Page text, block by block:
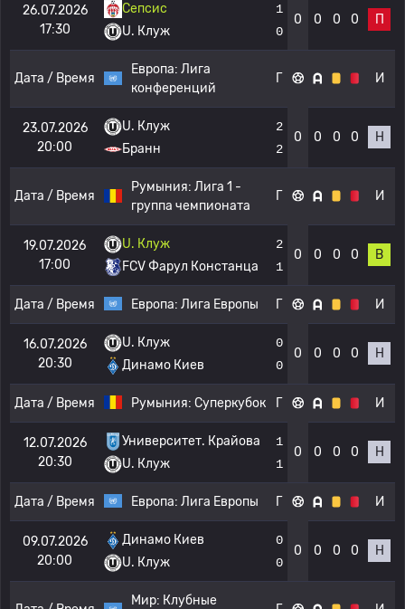
26.07.2026
17:30
Сепсис
U. Клуж
1
0
0 0 0 0 П
Дата / Время
Европа: Лига
конференций
Г И
23.07.2026
20:00
U. Клуж
Бранн
2
2
0 0 0 0 Н
Дата / Время
Румыния: Лига 1 -
группа чемпионата
Г И
19.07.2026
17:00
U. Клуж
FCV Фарул Констанца
2
1
0 0 0 0 В
Дата / Время Европа: Лига Европы Г И
16.07.2026
20:30
U. Клуж
Динамо Киев
0
0
0 0 0 0 Н
Дата / Время Румыния: Суперкубок Г И
12.07.2026
20:30
Университет. Крайова
U. Клуж
1
1
0 0 0 0 Н
Дата / Время Европа: Лига Европы Г И
09.07.2026
20:00
Динамо Киев
U. Клуж
0
0
0 0 0 0 Н
Мир: Клубные